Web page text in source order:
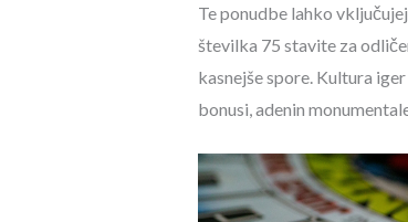
Te ponudbe lahko
številka 75 stavite za
kasnejše spore. Kultura
bonusi, adenin